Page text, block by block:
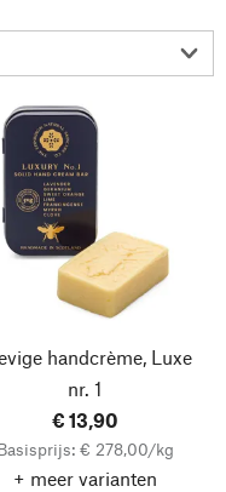
handcrème, Luxe
nr. 1
€ 13,90
€ 278,00/kg
+ meer varianten